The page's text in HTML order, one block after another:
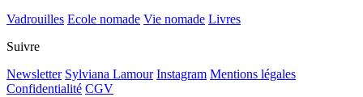
Vadrouilles Ecole nomade Vie nomade Livres
Suivre
Newsletter Sylviana Lamour Instagram Mentions légales
Confidentialité CGV